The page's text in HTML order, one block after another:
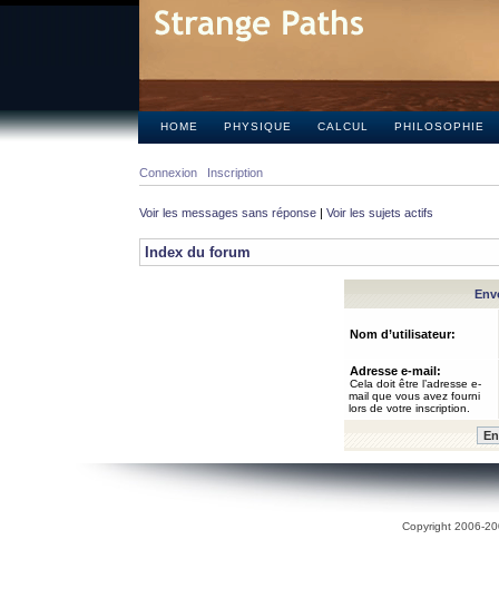
HOME PHYSIQUE CALCUL PHILOSOPHIE
Connexion Inscription
Voir les messages sans réponse | Voir les sujets actifs
Index du forum
Nom d’utilisateur:
Adresse e-mail:
Cela doit être l’adresse e-
mail que vous avez fourni
lors de votre inscription.
Copyright 2006-